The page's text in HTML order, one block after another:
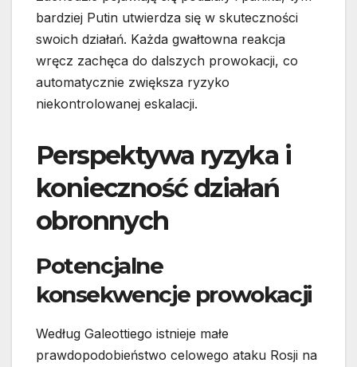
bardziej Putin utwierdza się w skuteczności
swoich działań. Każda gwałtowna reakcja
wręcz zachęca do dalszych prowokacji, co
automatycznie zwiększa ryzyko
niekontrolowanej eskalacji.
Perspektywa ryzyka i
konieczność działań
obronnych
Potencjalne
konsekwencje prowokacji
Według Galeottiego istnieje małe
prawdopodobieństwo celowego ataku Rosji na